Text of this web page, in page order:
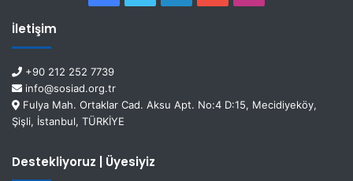
İletişim
+90 212 252 7739
info@sosiad.org.tr
Fulya Mah. Ortaklar Cad. Aksu Apt. No:4 D:15, Mecidiyeköy,
Şişli, İstanbul, TÜRKİYE
Destekliyoruz | Üyesiyiz